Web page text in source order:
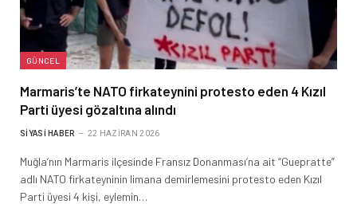
GÜNCEL
Marmaris’te NATO firkateynini protesto eden 4 Kızıl
Parti üyesi gözaltına alındı
SIYASI HABER 22 HAZIRAN 2026
Muğla’nın Marmaris ilçesinde Fransız Donanması’na ait “Guepratte”
adlı NATO firkateyninin limana demirlemesini protesto eden Kızıl
Parti üyesi 4 kişi, eylemin…